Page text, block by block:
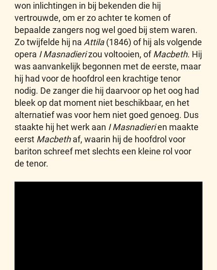
won inlichtingen in bij bekenden die hij
vertrouwde, om er zo achter te komen of
bepaalde zangers nog wel goed bij stem waren.
Zo twijfelde hij na Attila(1846) of hij als volgende
opera I Masnadierizou voltooien, ofMacbeth. Hij
was aanvankelijk begonnen met de eerste, maar
hij had voor de hoofdrol een krachtige tenor
nodig. De zanger die hij daarvoor op het oog had
bleek op dat moment niet beschikbaar, en het
alternatief was voor hem niet goed genoeg. Dus
staakte hij het werk aan I Masnadierien maakte
eerst Macbethaf, waarin hij de hoofdrol voor
bariton schreef met slechts een kleine rol voor
de tenor.